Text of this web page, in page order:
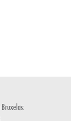
Bruxelas: